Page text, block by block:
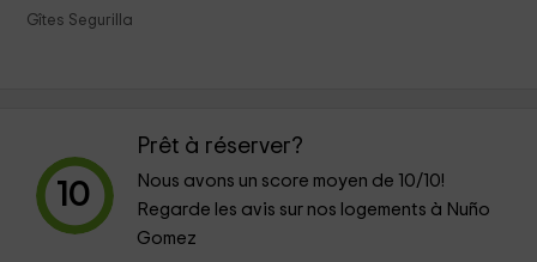
Gîtes Segurilla
10
Prêt à réserver?
Nous avons un score moyen de 10/10!
Regarde les avis sur nos logements à Nuño
Gomez